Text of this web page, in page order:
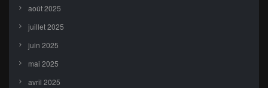
août 2025
juillet 2025
juin 2025
mai 2025
avril 2025